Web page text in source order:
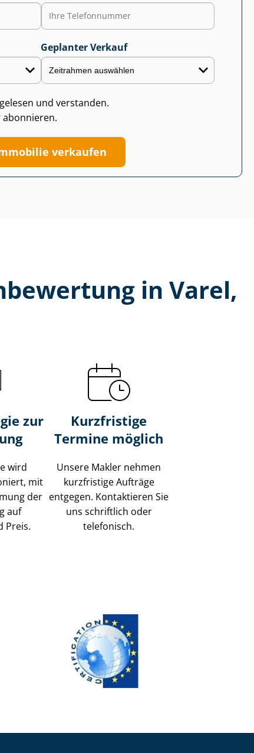
Geplanter Verkauf
gelesen und verstanden.
verkaufen
in Varel,
zur
wird
mit
der
auf
Preis.
Kurzfristige
Termine möglich
Unsere Makler nehmen
kurzfristige Aufträge
entgegen. Kontaktieren Sie
uns schriftlich oder
telefonisch.